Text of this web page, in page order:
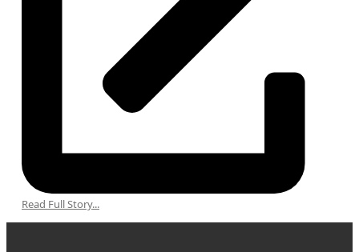
Read Full Story...